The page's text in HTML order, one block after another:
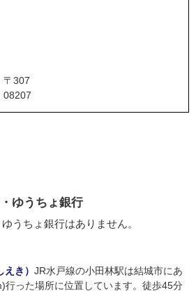
〒307
08207
ゆうちょ銀行
うちょ銀行はありません。
き） JR水戸線の小田林駅は結城市にあ
行った場所に位置しています。徒歩45分